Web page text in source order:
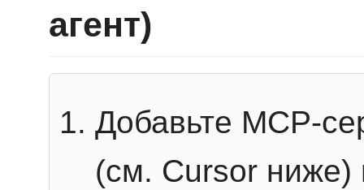
агент)
Добавьте MCP-
(см. Cursor ниже)